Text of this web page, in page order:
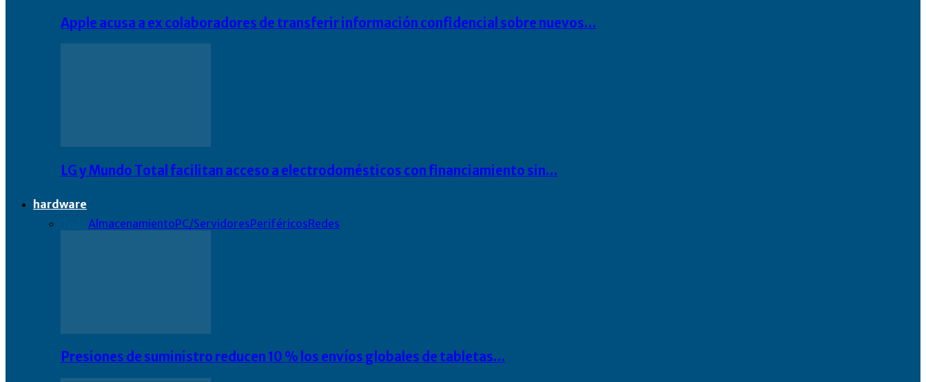
Apple acusa a ex colaboradores de transferir información confidencial sobre nuevos…
LG y Mundo Total facilitan acceso a electrodomésticos con financiamiento sin…
hardware
AlmacenamientoPC/ServidoresPeriféricosRedes
Presiones de suministro reducen 10 % los envíos globales de tabletas…